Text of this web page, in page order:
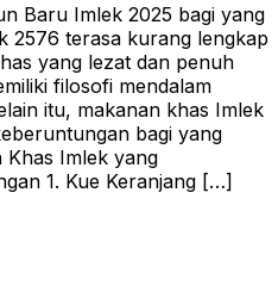
Baru Imlek 2025 bagi yang
2576 terasa kurang lengkap
yang lezat dan penuh
filosofi mendalam
itu, makanan khas Imlek
bagi yang
Khas Imlek yang
1. Kue Keranjang […]